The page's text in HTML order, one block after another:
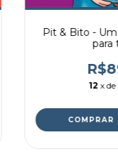
Pit & Bito -
para
12 x de